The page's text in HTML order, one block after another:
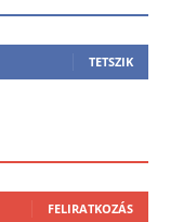
TETSZIK
FELIRATKOZÁS